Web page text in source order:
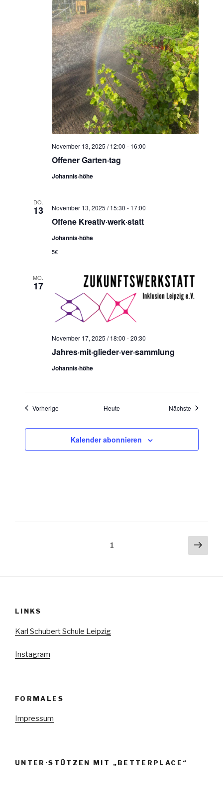
Offener Garten·tag
November 13, 2025 / 12:00 - 16:00
Johannis·höhe
DO.
13
Offene Kreativ·werk·statt
November 13, 2025 / 15:30 - 17:00
Johannis·höhe
5€
MO.
17
Jahres·mit·glieder·ver·sammlung
November 17, 2025 / 18:00 -20:30
Johannis·höhe
VorherigeVeranstaltungen Heute Nächste
Kalender abonnieren
Seitennummerierung1
LINKS
Karl Schubert Schule Leipzig
Instagram
FORMALES
Impressum
UNTER·STÜTZEN MIT „BETTERPLACE“